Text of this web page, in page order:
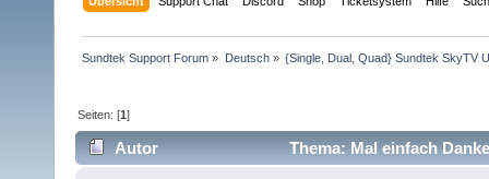
Sundtek Support Forum » Deutsch» {Single, Dual, Quad} Sundtek SkyTV
Seiten: [1]
Autor Thema: Mal einfach